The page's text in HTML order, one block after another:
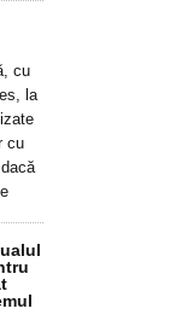
cu
la
cu